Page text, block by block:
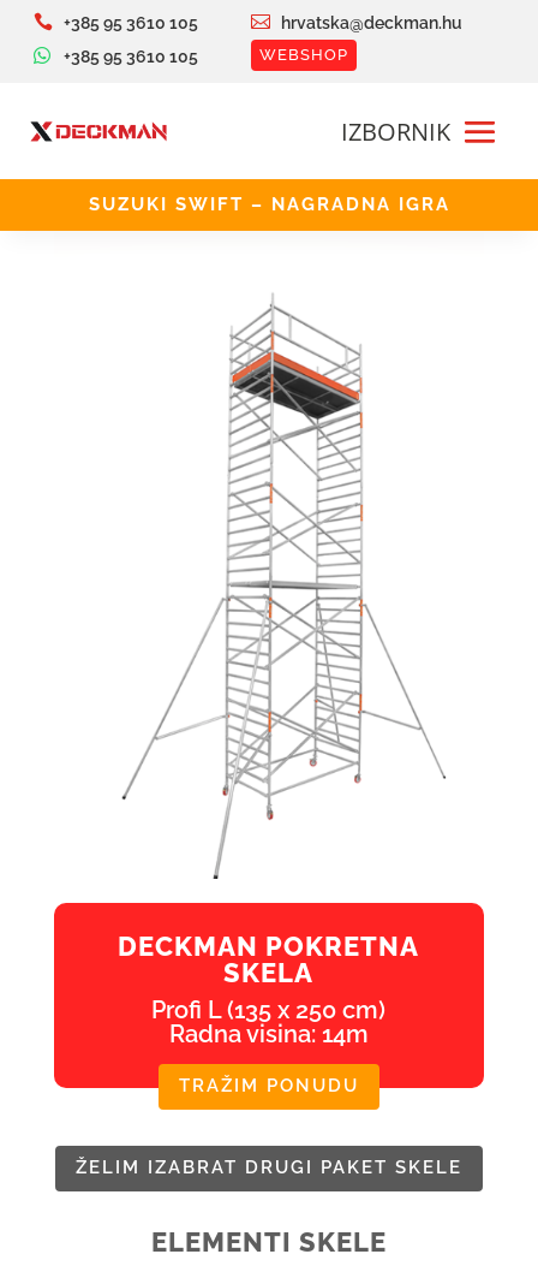

+385 95 3610 105

+385 95 3610 105
 hrvatska@deckman.hu
WEBSHOP
SUZUKI SWIFT – NAGRADNA IGRA
DECKMAN POKRETNA
SKELA
Profi L (135 x 250 cm)
Radna visina: 14m
TRAŽIM PONUDU
ŽELIM IZABRAT DRUGI PAKET SKELE
ELEMENTI SKELE